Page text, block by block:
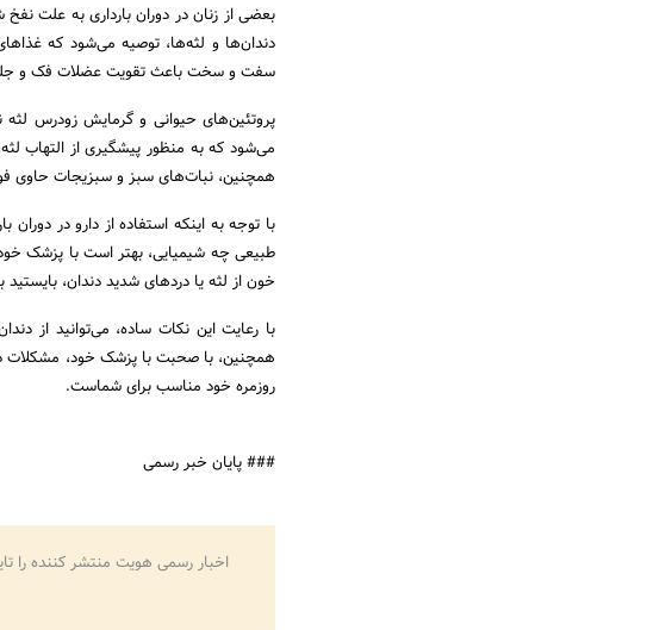
بعضی از زنان در دوران بارداری به علت
دندان‌ها و لثه‌ها، توصیه می‌شود که
سفت و سخت باعث تقویت عضلات فک و
پروتئین‌های حیوانی و گرمایش زودرس لثه
می‌شود که به منظور پیشگیری از التهاب
همچنین، نبات‌های سبز و سبزیجات حاوی
با توجه به اینکه استفاده از دارو در
طبیعی چه شیمیایی، بهتر است با پزشک
خون از لثه یا دردهای شدید دندان،
با رعایت این نکات ساده، می‌توانید از
همچنین، با صحبت با پزشک خود، مشکلات
روزمره خود مناسب برای شماست.
### پایان خبر رسمی
اخبار رسمی هویت منتشر کننده